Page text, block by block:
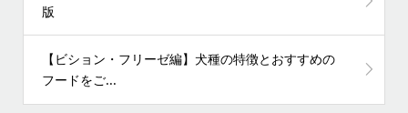
版
【ビション・フリーゼ編】犬種の特徴とおすすめの
フードをご...